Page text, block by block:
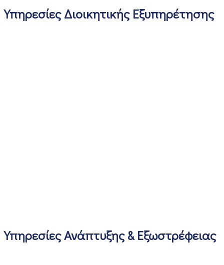
Υπηρεσίες Διοικητικής Εξυπηρέτησης
Υπηρεσίες Ανάπτυξης & Εξωστρέφειας